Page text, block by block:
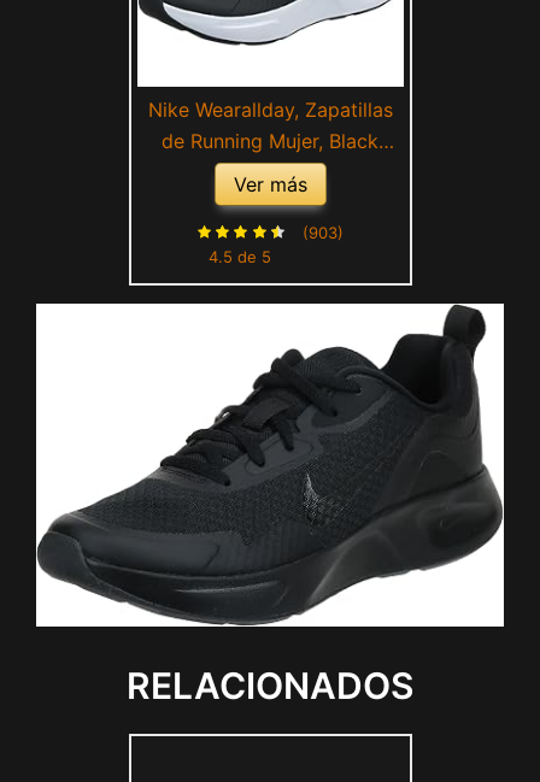
Nike Wearallday, Zapatillas
de Running Mujer, Black
White LogoWhite Logo, 39
EU
Ver más
4.5 de 5
(903)
RELACIONADOS